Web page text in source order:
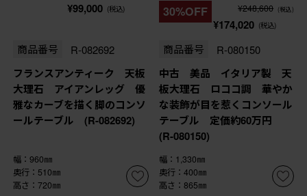
¥99,000 (税込)
商品番号 R-082692
フランスアンティーク 天板
大理石 アイアンレッグ 優
雅なカーブを描く脚のコンソ
ールテーブル (R-082692)
幅：960㎜
奥行：510㎜
高さ：720㎜
30%OFF ¥248,600 (税込)
¥174,020 (税込)
商品番号 R-080150
中古 美品 イタリア製 天
板大理石 ロココ調 華やか
な装飾が目を惹くコンソール
テーブル 定価約60万円
(R-080150)
幅：1,330㎜
奥行：400㎜
高さ：865㎜